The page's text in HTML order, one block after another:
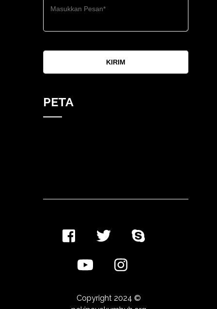
KIRIM
PETA
Copyright 2024 ©